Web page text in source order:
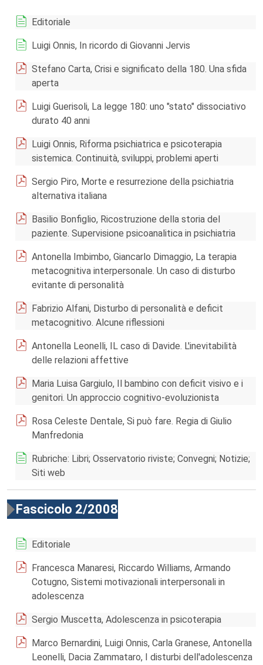
Editoriale
Luigi Onnis, In ricordo di Giovanni Jervis
Stefano Carta, Crisi e significato della 180. Una sfida
aperta
Luigi Guerisoli, La legge 180: uno "stato" dissociativo
durato 40 anni
Luigi Onnis, Riforma psichiatrica e psicoterapia
sistemica. Continuità, sviluppi, problemi aperti
Sergio Piro, Morte e resurrezione della psichiatria
alternativa italiana
Basilio Bonfiglio, Ricostruzione della storia del
paziente. Supervisione psicoanalitica in psichiatria
Antonella Imbimbo, Giancarlo Dimaggio, La terapia
metacognitiva interpersonale. Un caso di disturbo
evitante di personalità
Fabrizio Alfani, Disturbo di personalità e deficit
metacognitivo. Alcune riflessioni
Antonella Leonelli, IL caso di Davide. L'inevitabilità
delle relazioni affettive
Maria Luisa Gargiulo, Il bambino con deficit visivo e i
genitori. Un approccio cognitivo-evoluzionista
Rosa Celeste Dentale, Si può fare. Regia di Giulio
Manfredonia
Rubriche: Libri; Osservatorio riviste; Convegni; Notizie;
Siti web
Fascicolo 2/2008
Editoriale
Francesca Manaresi, Riccardo Williams, Armando
Cotugno, Sistemi motivazionali interpersonali in
adolescenza
Sergio Muscetta, Adolescenza in psicoterapia
Marco Bernardini, Luigi Onnis, Carla Granese, Antonella
Leonelli, Dacia Zammataro, I disturbi dell'adolescenza